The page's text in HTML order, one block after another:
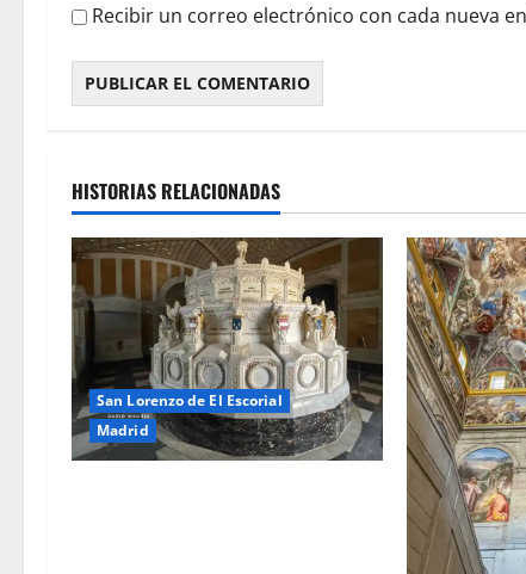
Recibir un correo electrónico con cada nueva
HISTORIAS RELACIONADAS
San Lorenzo de El Escorial
Madrid